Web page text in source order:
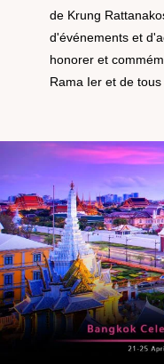
de Krung
d'événements et
honorer et
Rama Ier et de